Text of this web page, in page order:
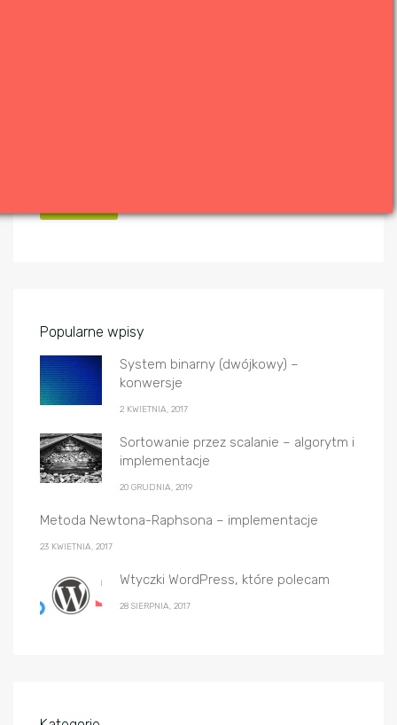
Popularne wpisy
System binarny (dwójkowy) –
konwersje
2 KWIETNIA, 2017
Sortowanie przez scalanie – algorytm i
implementacje
20 GRUDNIA, 2019
Metoda Newtona-Raphsona – implementacje
23 KWIETNIA, 2017
Wtyczki WordPress, które polecam
28 SIERPNIA, 2017